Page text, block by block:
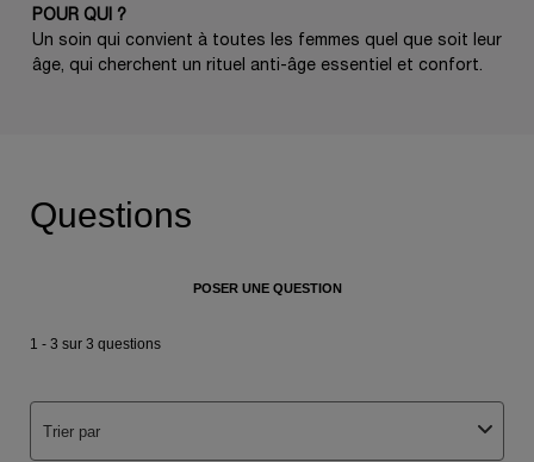
POUR QUI ?
Un soin qui convient à toutes les femmes quel que soit leur
âge, qui cherchent un rituel anti-âge essentiel et confort.